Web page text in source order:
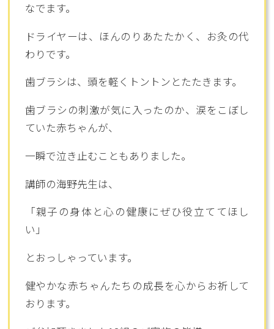
なでます。
ドライヤーは、ほんのりあたたかく、お灸の代
わりです。
歯ブラシは、頭を軽くトントンとたたきます。
歯ブラシの刺激が気に入ったのか、涙をこぼし
ていた赤ちゃんが、
一瞬で泣き止むこともありました。
講師の海野先生は、
「親子の身体と心の健康にぜひ役立ててほし
い」
とおっしゃっています。
健やかな赤ちゃんたちの成長を心からお祈して
おります。